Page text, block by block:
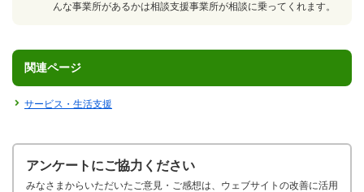
んな事業所があるかは相談支援事業所が相談に乗ってくれます。
関連ページ
サービス・生活支援
アンケートにご協力ください
みなさまからいただいたご意見・ご感想は、ウェブサイトの改善に活用